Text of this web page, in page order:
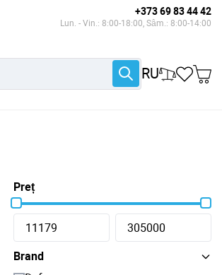
+373 69 83 44 42
Lun. - Vin.: 8:00-18:00, Sâm.: 8:00-14:00
RU
Preț
Brand